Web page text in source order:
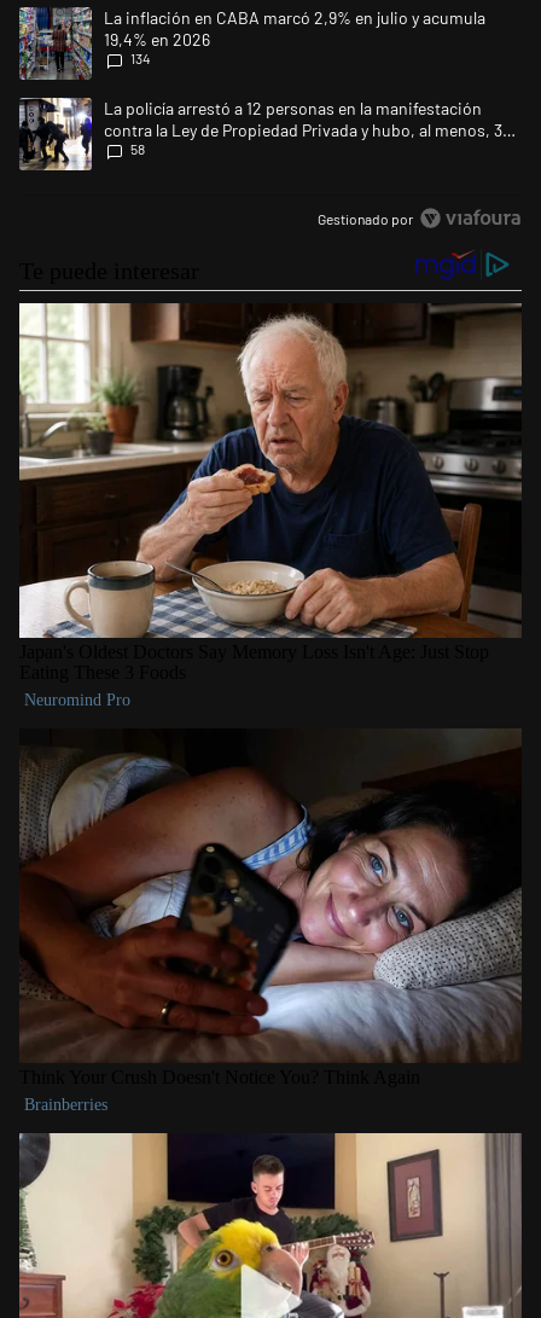
Un artículo de tendencia con el título "La inflación en CABA marcó
La inflación en CABA marcó 2,9% en julio y acumula
19,4% en 2026
134
Un artículo de tendencia con el título "La policía arrestó a 12
La policía arrestó a 12 personas en la manifestación
contra la Ley de Propiedad Privada y hubo, al menos, 3
agentes heridos
58
Gestionado por